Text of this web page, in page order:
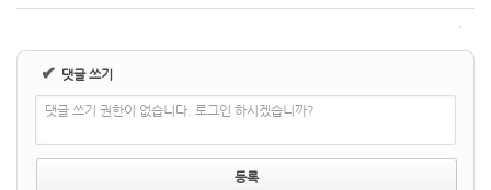
✔ 댓글 쓰기
댓글 쓰기 권한이 없습니다. 로그인 하시겠습니까?